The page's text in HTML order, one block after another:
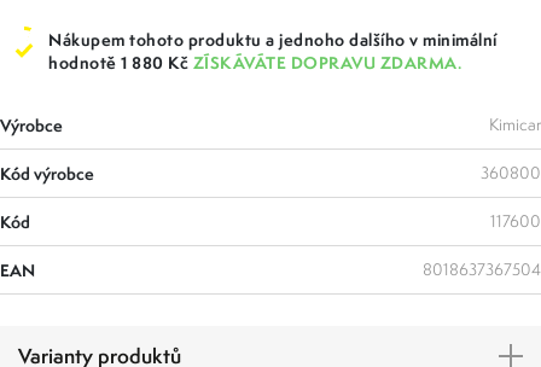
Nákupem tohoto produktu a jednoho dalšího v minimální
hodnotě 1 880 Kč ZÍSKÁVÁTE DOPRAVU ZDARMA.
Výrobce Kimicar
Kód výrobce 360800
Kód 117600
EAN 8018637367504
Varianty produktů